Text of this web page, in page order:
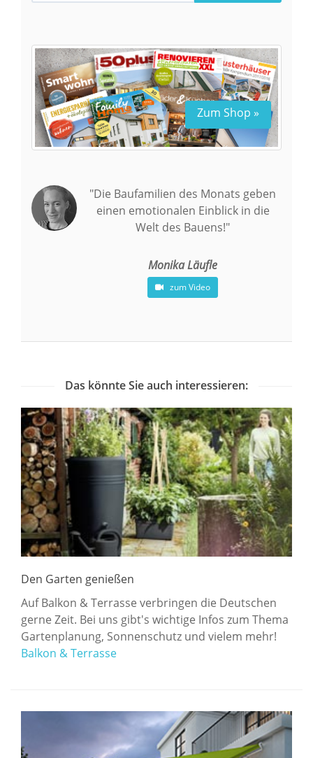
Zum Shop »
"Die Baufamilien des Monats geben
einen emotionalen Einblick in die
Welt des Bauens!"
Monika Läufle
zum Video
Das könnte Sie auch interessieren:
Den Garten genießen
Auf Balkon & Terrasse verbringen die Deutschen
gerne Zeit. Bei uns gibt's wichtige Infos zum Thema
Gartenplanung, Sonnenschutz und vielem mehr!
Balkon & Terrasse